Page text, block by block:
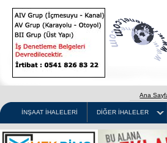
Ana
İNŞAAT İHALELERİ DİĞER İHALELER